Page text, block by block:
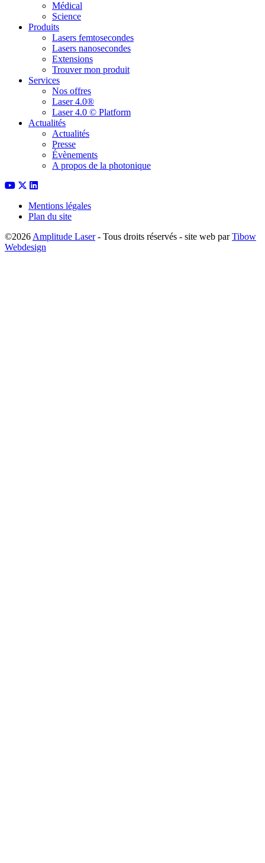
Médical
Science
Produits
Lasers femtosecondes
Lasers nanosecondes
Extensions
Trouver mon produit
Services
Nos offres
Laser 4.0®
Laser 4.0 © Platform
Actualités
Actualités
Presse
Évènements
A propos de la photonique
Mentions légales
Plan du site
©2026 Amplitude Laser- Tous droits réservés - site web parTibow
Webdesign